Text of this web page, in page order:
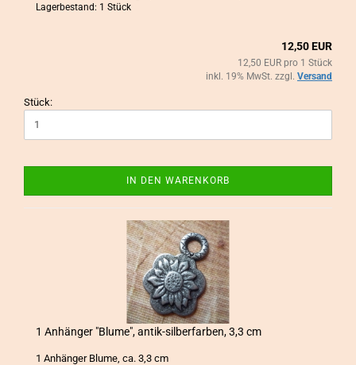
Lagerbestand: 1 Stück
12,50 EUR
12,50 EUR pro 1 Stück
inkl. 19% MwSt. zzgl. Versand
Stück:
IN DEN WARENKORB
1 An­hän­ger "Blume", antik-​​sil­ber­far­ben, 3,3 cm
1 An­hän­ger Blume, ca. 3,3 cm